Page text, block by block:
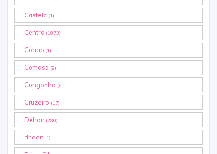
Castelo (1)
Centro (1873)
Cohab (1)
Comasa (9)
Congonha (6)
Cruzeiro (17)
Dehon (280)
dheon (1)